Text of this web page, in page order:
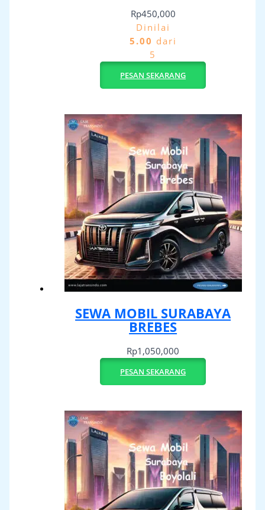
Rp450,000
Dinilai
5.00 dari
5
PESAN SEKARANG
SEWA MOBIL SURABAYA
BREBES
Rp1,050,000
PESAN SEKARANG